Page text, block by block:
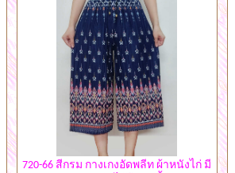
720-66 สีกรม กางเกงอัดพลีท ผ้าหนังไก่ มี